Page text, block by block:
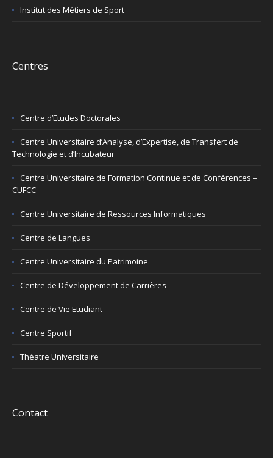
Institut des Métiers de Sport
Centres
Centre d’Etudes Doctorales
Centre Universitaire d’Analyse, d’Expertise, de Transfert de
Technologie et d’Incubateur
Centre Universitaire de Formation Continue et de Conférences –
CUFCC
Centre Universitaire de Ressources Informatiques
Centre de Langues
Centre Universitaire du Patrimoine
Centre de Développement de Carrières
Centre de Vie Etudiant
Centre Sportif
Théatre Universitaire
Contact